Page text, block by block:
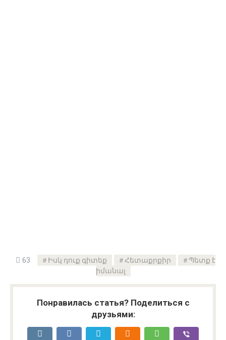
63 Իսկ դուք գիտեք Հետաքրքիր
Պետք է
իմանալ
Понравилась статья? Поделиться с
друзьями: